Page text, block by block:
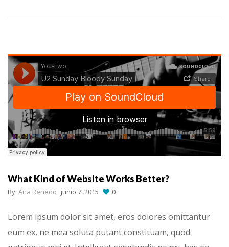
What Kind of Website Works Better?
By: Ana Renedo junio 7, 2015 0
Lorem ipsum dolor sit amet, eros dolores omittantur
eum ex, ne mea soluta putant constituam, quod